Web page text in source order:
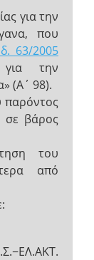
για την
που
63/2005
για την
(Α΄ 98).
παρόντος
σε βάρος
του
από